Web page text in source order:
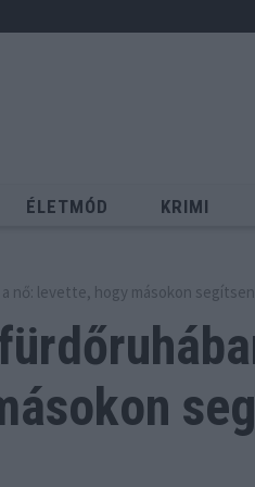
ÉLETMÓD KRIMI
nő: levette, hogy másokon